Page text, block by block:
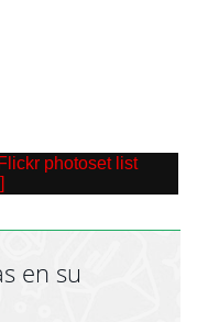
photoset list
en su